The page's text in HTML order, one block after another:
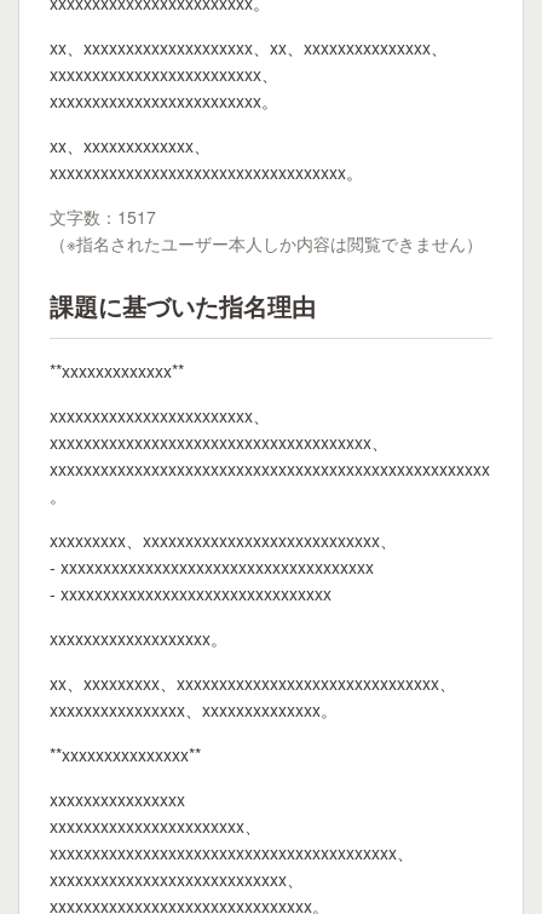
xx、xxxxxxxxxxxxxxxxxxxx、xx、xxxxxxxxxxxxxxx、
xxxxxxxxxxxxxxxxxxxxxxxxx、
xxxxxxxxxxxxxxxxxxxxxxxxx。
xx、xxxxxxxxxxxxx、
xxxxxxxxxxxxxxxxxxxxxxxxxxxxxxxxxxx。
文字数：1517
（※指名されたユーザー本人しか内容は閲覧できません）
課題に基づいた指名理由
**xxxxxxxxxxxxx**
xxxxxxxxxxxxxxxxxxxxxxxx、
xxxxxxxxxxxxxxxxxxxxxxxxxxxxxxxxxxxxxx、
xxxxxxxxxxxxxxxxxxxxxxxxxxxxxxxxxxxxxxxxxxxxxxxxxxxx
。
xxxxxxxxx、xxxxxxxxxxxxxxxxxxxxxxxxxxxx、
- xxxxxxxxxxxxxxxxxxxxxxxxxxxxxxxxxxxxx
- xxxxxxxxxxxxxxxxxxxxxxxxxxxxxxxx
xxxxxxxxxxxxxxxxxxx。
xx、xxxxxxxxx、xxxxxxxxxxxxxxxxxxxxxxxxxxxxxxx、
xxxxxxxxxxxxxxxx、xxxxxxxxxxxxxx。
**xxxxxxxxxxxxxxx**
xxxxxxxxxxxxxxxx
xxxxxxxxxxxxxxxxxxxxxxx、
xxxxxxxxxxxxxxxxxxxxxxxxxxxxxxxxxxxxxxxxx、
xxxxxxxxxxxxxxxxxxxxxxxxxxxx、
xxxxxxxxxxxxxxxxxxxxxxxxxxxxxxx。